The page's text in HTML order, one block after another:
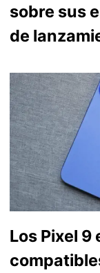
sobre sus
de
Los Pixel 9